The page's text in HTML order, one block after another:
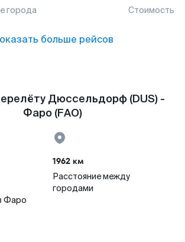
города Стоимость
больше рейсов
Дюссельдорф (DUS) -
Фаро (FAO)
Фаро
1962 км
Расстояние между
городами